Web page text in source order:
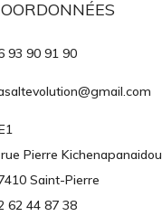
93 90 91 90
Pierre Kichenapanaidou
Saint-Pierre
62 44 87 38